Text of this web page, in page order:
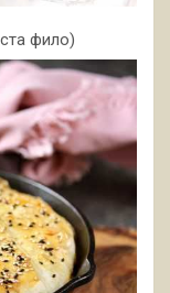
фило)